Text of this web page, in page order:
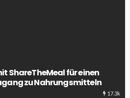
ShareTheMeal für einen
zu Nahrungsmitteln
17.3k